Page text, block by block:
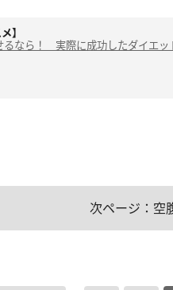
】
るなら！ 実際に成功したダイエッ
次ページ：空